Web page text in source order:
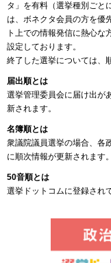
タ」を有料（選挙種別ごと
は、ボネクタ会員の方を優
ト上での情報発信に熱心な
設定しております。
終了した選挙については、
届出順とは
選挙管理委員会に届け出が
新されます。
名簿順とは
衆議院議員選挙の場合、各
に順次情報が更新されます。
50音順とは
選挙ドットコムに登録され